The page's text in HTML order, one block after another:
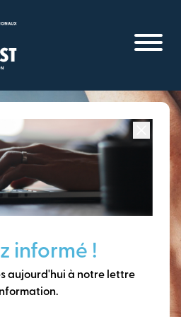
informé !
aujourd'hui à notre lettre
communautés du
avenir